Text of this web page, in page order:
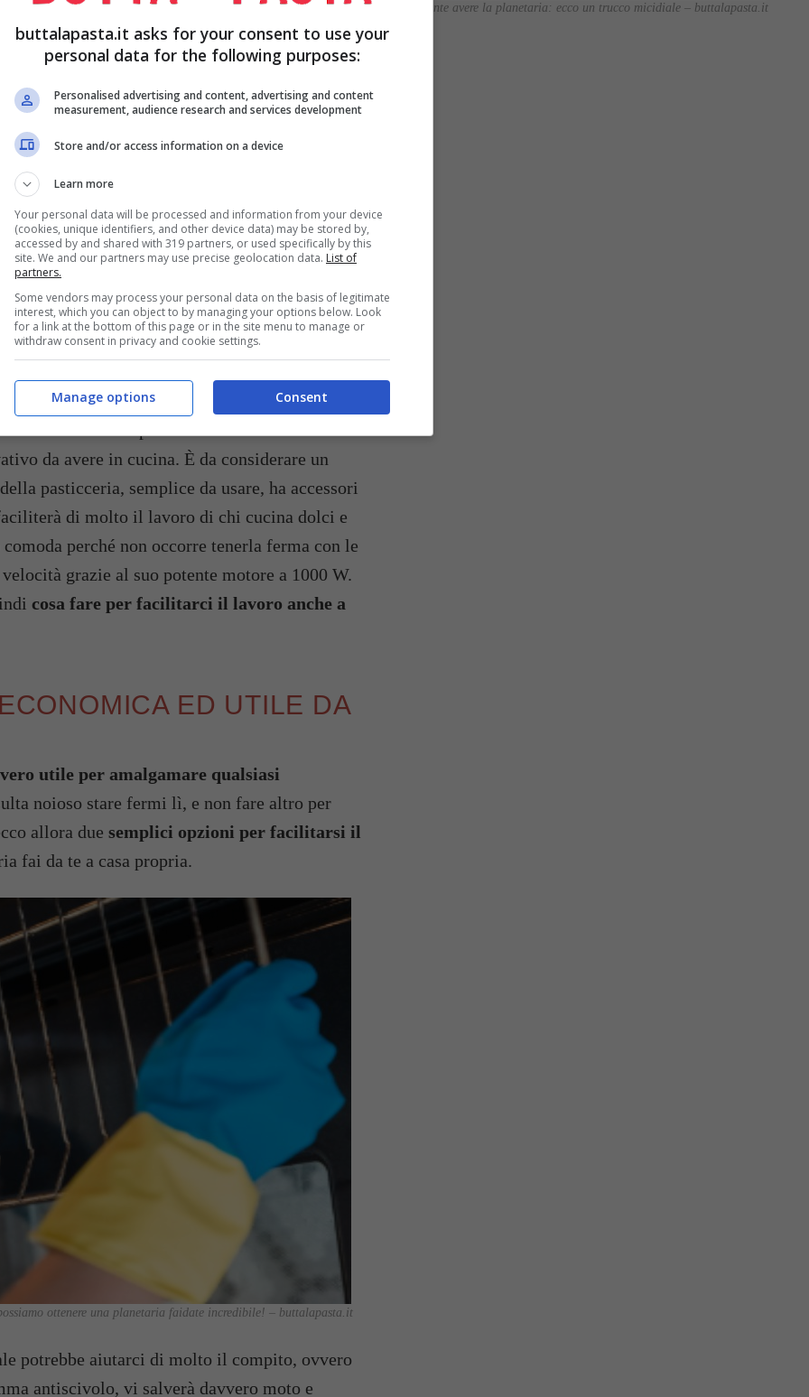
Non bisogna necessariamente avere la planetaria: ecco un trucco micidiale – buttalapasta.it
e li hanno anche a casa per poterli fare in un
famiglia; anche chi ama e crea dolci su
economici ma lo stesso validi per poterli
elettrica è una valida aiutante in molti casi
di solito dovemmo fare a mano.
i sapori e quando è meglio
gli ingredienti solidi con quelli liquidi e
da comprare in confronto ad una
da avere in cucina. È da considerare un
pasticceria, semplice da usare, ha accessori
di molto il lavoro di chi cucina dolci e
perché non occorre tenerla ferma con le
grazie al suo potente motore a 1000 W.
cosa fare per facilitarci il lavoro anche a
ED UTILE DA
utile per amalgamare qualsiasi
noioso stare fermi lì, e non fare altro per
allora due semplici opzioni per facilitarsi il
fai da te a casa propria.
ottenere una planetaria faidate incredibile! – buttalapasta.it
potrebbe aiutarci di molto il compito, ovvero
antiscivolo, vi salverà davvero moto e
buttalapasta.it asks for your consent to use your
personal data for the following purposes:
Personalised advertising and content, advertising and content
measurement, audience research and services development
Store and/or access information on a device
Learn more
Your personal data will be processed and information from your device
(cookies, unique identifiers, and other device data) may be stored by,
accessed by and shared with 319 partners, or used specifically by this
site. We and our partners may use precise geolocation data. List of
partners.
Some vendors may process your personal data on the basis of legitimate
interest, which you can object to by managing your options below. Look
for a link at the bottom of this page or in the site menu to manage or
withdraw consent in privacy and cookie settings.
Consent
Manage options